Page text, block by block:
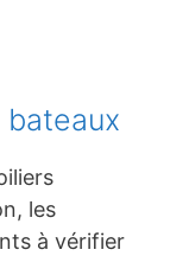
les
à vérifier